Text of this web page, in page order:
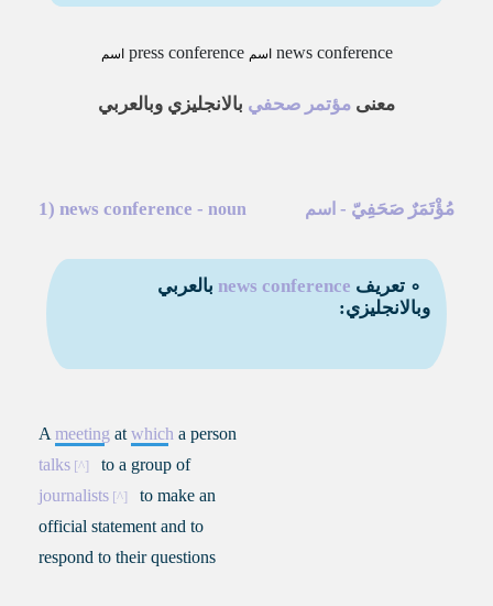
news conference اسم press conference اسم
معنى مؤتمر صحفي بالانجليزي وبالعربي
مُؤْتَمَرٌ صَحَفِيّ - اسم 1) news conference - noun
∘ تعريف news conference بالعربي
وبالانجليزي:
A meeting at which a person
talks
to a group of
journalists
to make an
official statement and to
respond to their questions